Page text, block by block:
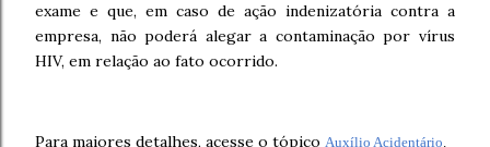
exame e que, em caso de ação indenizatória contra a
empresa, não poderá alegar a contaminação por vírus
HIV, em relação ao fato ocorrido.
Para maiores detalhes, acesse o tópico Auxílio Acidentário.